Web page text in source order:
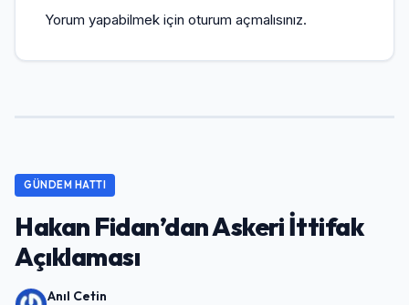
Yorum yapabilmek için oturum açmalısınız.
GÜNDEM HATTI
Hakan Fidan’dan Askeri İttifak
Açıklaması
Anıl Cetin